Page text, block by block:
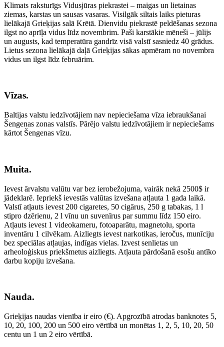
Klimats raksturīgs Vidusjūras piekrastei – maigas un lietainas
ziemas, karstas un sausas vasaras. Visilgāk siltais laiks pieturas
lielākajā Grieķijas salā Krētā. Dienvidu piekrastē peldēšanas sezona
ilgst no aprīļa vidus līdz novembrim. Paši karstākie mēneši – jūlijs
un augusts, kad temperatūra gandrīz visā valstī sasniedz 40 grādus.
Lietus sezona lielākajā daļā Grieķijas sākas apmēram no novembra
vidus un ilgst līdz februārim.
Vīzas.
Baltijas valstu iedzīvotājiem nav nepieciešama vīza iebraukšanai
Šengenas zonas valstīs. Pārējo valstu iedzīvotājiem ir nepieciešams
kārtot Šengenas vīzu.
Muita.
Ievest ārvalstu valūtu var bez ierobežojuma, vairāk nekā 2500$ ir
jādeklarē. Iepriekš ievestās valūtas izvešana atļauta 1 gada laikā.
Valstī atļauts ievest 200 cigaretes, 50 cigārus, 250 g tabakas, 1 l
stipro dzērienu, 2 l vīnu un suvenīrus par summu līdz 150 eiro.
Atļauts ievest 1 videokameru, fotoaparātu, magnetolu, sporta
inventāru 1 cilvēkam. Aizliegts ievest narkotikas, ieročus, munīciju
bez speciālas atļaujas, indīgas vielas. Izvest senlietas un
arheoloģiskus priekšmetus aizliegts. Atļauta pārdošanā esošu antīko
darbu kopiju izvešana.
Nauda.
Grieķijas naudas vienība ir eiro (€). Apgrozībā atrodas banknotes 5,
10, 20, 100, 200 un 500 eiro vērtībā un monētas 1, 2, 5, 10, 20, 50
centu un 1 un 2 eiro vērtībā.